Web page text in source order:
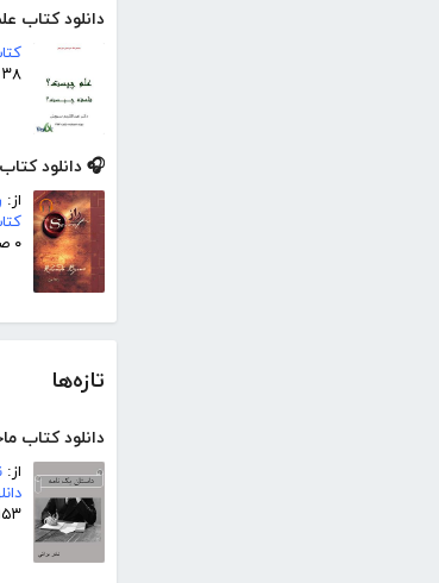
دانلود
۳۸ صفحه
🎧 دانلود
از:
۰ صفحه
تازه‌ها
دانلود کتاب
از:
۱۵۳